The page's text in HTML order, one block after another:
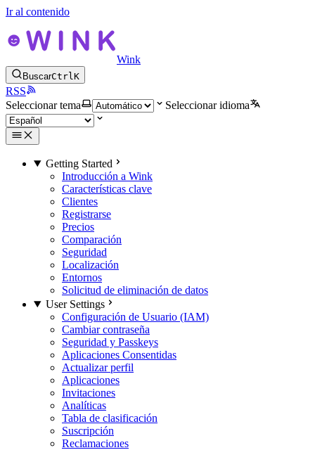
Ir al contenido
Wink
BuscarCtrlK
RSS
Seleccionar tema
Seleccionar idioma
Getting Started
Introducción a Wink
Características clave
Clientes
Registrarse
Precios
Comparación
Seguridad
Localización
Entornos
Solicitud de eliminación de datos
User Settings
Configuración de Usuario (IAM)
Cambiar contraseña
Seguridad y Passkeys
Aplicaciones Consentidas
Actualizar perfil
Aplicaciones
Invitaciones
Analíticas
Tabla de clasificación
Suscripción
Reclamaciones